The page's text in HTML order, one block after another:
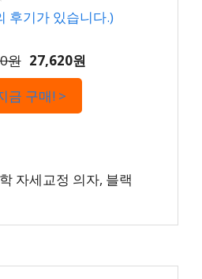
후기가 있습니다.)
원 27,620원
금 구매! >
자세교정 의자, 블랙